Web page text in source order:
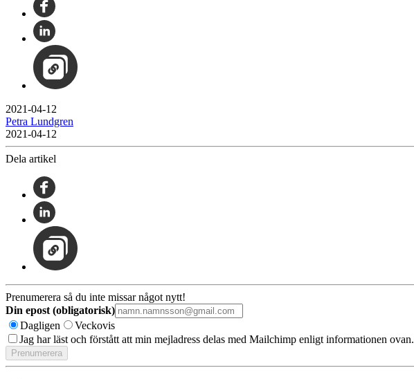
2021-04-12
Petra Lundgren
2021-04-12
Dela artikel
Prenumerera så du inte missar något nytt!
Din epost (obligatorisk)
Dagligen
Veckovis
Jag har läst och förstått att min mejladress delas med Mailchimp enligt informationen ovan.